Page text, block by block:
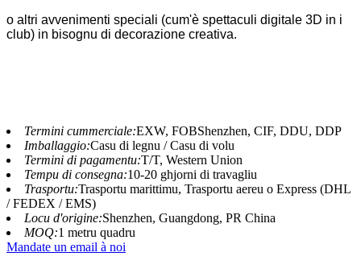
o altri avvenimenti speciali (cum'è spettaculi digitale 3D in i
club) in bisognu di decorazione creativa.
Termini cummerciale:EXW, FOBShenzhen, CIF, DDU, DDP
Imballaggio:Casu di legnu / Casu di volu
Termini di pagamentu:T/T, Western Union
Tempu di consegna:10-20 ghjorni di travagliu
Trasportu:Trasportu marittimu, Trasportu aereu o Express (DHL
/ FEDEX / EMS)
Locu d'origine:Shenzhen, Guangdong, PR China
MOQ:1 metru quadru
Mandate un email à noi